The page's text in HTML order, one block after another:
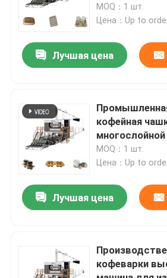
О Компании
Наша фабрика
контактные данные
Отправить запрос
Отлитая в форму машина
Машина прессформы пульпы
массы
MOQ：1 шт.
Цена：Up to
Лучшая цена
кофейная
металла
MOQ：1 шт.
Цена：Up to
Лучшая цена
кофеварки